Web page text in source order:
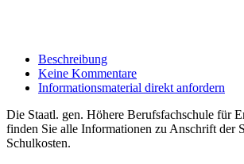
Beschreibung
Keine Kommentare
Informationsmaterial direkt anfordern
Die Staatl. gen. Höhere Berufsfachschule für
finden Sie alle Informationen zu Anschrift der
Schulkosten.